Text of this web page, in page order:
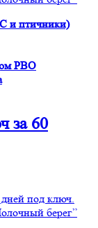
и птичники)
PBO
за 60
дней под ключ.
берег”